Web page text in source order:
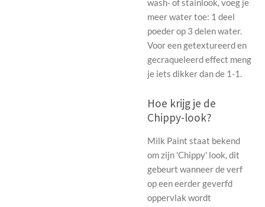
wash- of stainlook, voeg je
meer water toe: 1 deel
poeder op 3 delen water.
Voor een getextureerd en
gecraqueleerd effect meng
je iets dikker dan de 1-1.
Hoe krijg je de
Chippy-look?
Milk Paint staat bekend
om zijn 'Chippy' look, dit
gebeurt wanneer de verf
op een eerder geverfd
oppervlak wordt